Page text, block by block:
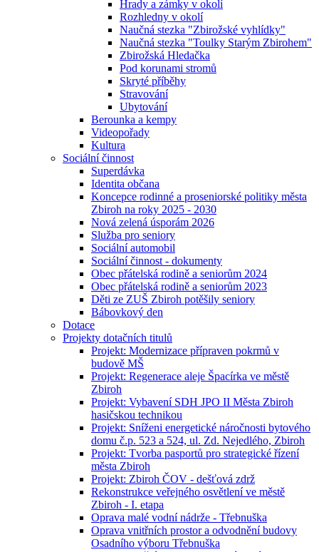
Hrady a zámky v okolí
Rozhledny v okolí
Naučná stezka "Zbirožské vyhlídky"
Naučná stezka "Toulky Starým Zbirohem"
Zbirožská Hledačka
Pod korunami stromů
Skryté příběhy
Stravování
Ubytování
Berounka a kempy
Videopořady
Kultura
Sociální činnost
Superdávka
Identita občana
Koncepce rodinné a proseniorské politiky města
Zbiroh na roky 2025 - 2030
Nová zelená úsporám 2026
Služba pro seniory
Sociální automobil
Sociální činnost - dokumenty
Obec přátelská rodině a seniorům 2024
Obec přátelská rodině a seniorům 2023
Děti ze ZUŠ Zbiroh potěšily seniory
Bábovkový den
Dotace
Projekty dotačních titulů
Projekt: Modernizace přípraven pokrmů v
budově MŠ
Projekt: Regenerace aleje Špacírka ve městě
Zbiroh
Projekt: Vybavení SDH JPO II Města Zbiroh
hasičskou technikou
Projekt: Sníženi energetické náročnosti bytového
domu č.p. 523 a 524, ul. Zd. Nejedlého, Zbiroh
Projekt: Tvorba pasportů pro strategické řízení
města Zbiroh
Projekt: Zbiroh ČOV - dešťová zdrž
Rekonstrukce veřejného osvětlení ve městě
Zbiroh - I. etapa
Oprava malé vodní nádrže - Třebnuška
Oprava vnitřních prostor a odvodnění budovy
Osadního výboru Třebnuška